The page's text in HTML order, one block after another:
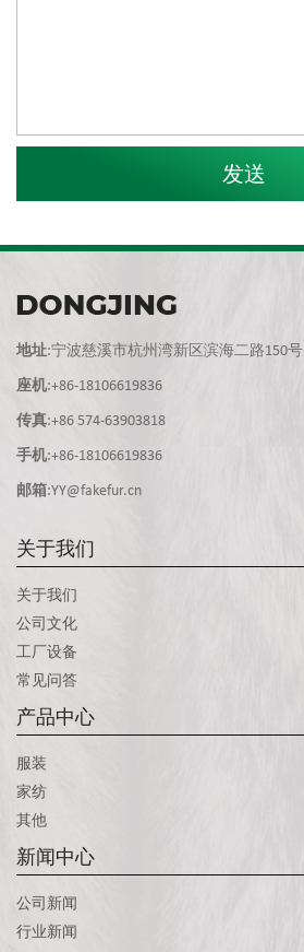
地址:宁波慈溪市杭州湾新区滨海二路150号
座机:+86-18106619836
传真:+86 574-63903818
手机:+86-18106619836
邮箱:YY@fakefur.cn
关于我们
关于我们
公司文化
工厂设备
常见问答
产品中心
服装
家纺
其他
新闻中心
公司新闻
行业新闻